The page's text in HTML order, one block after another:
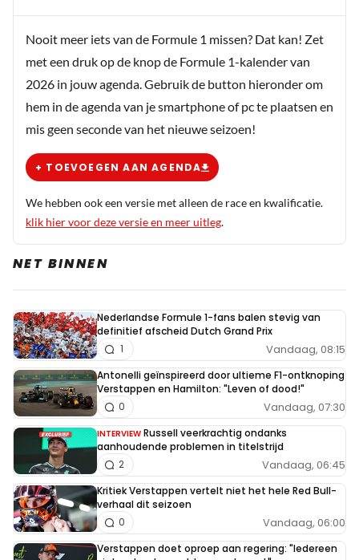
Nooit meer iets van de Formule 1 missen? Dat kan! Zet
met een druk op de knop de Formule 1-kalender van
2026 in jouw agenda. Gebruik de button hieronder om
hem in de agenda van je smartphone of pc te plaatsen en
mis geen seconde van het nieuwe seizoen!
+ TOEVOEGEN AAN AGENDA
We hebben ook een versie met alleen de race en kwalificatie.
klik hier voor deze versie en meer uitleg.
NET BINNEN
Nederlandse Formule 1-fans balen stevig van
definitief afscheid Dutch Grand Prix
Vandaag, 08:15
1
Antonelli geïnspireerd door ultieme F1-ontknoping
Verstappen en Hamilton: "Leven of dood!"
Vandaag, 07:30
0
INTERVIEW Russell veerkrachtig ondanks
aanhoudende problemen in titelstrijd
Vandaag, 06:45
2
Kritiek Verstappen vertelt niet het hele Red Bull-
verhaal dit seizoen
Vandaag, 06:00
0
Verstappen doet oproep aan regering: "Iedereen